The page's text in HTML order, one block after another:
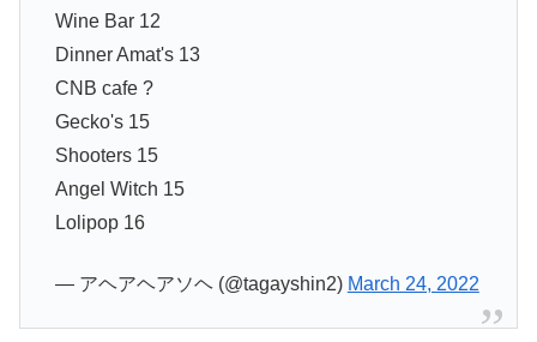
Wine Bar 12
Dinner Amat's 13
CNB cafe ?
Gecko's 15
Shooters 15
Angel Witch 15
Lolipop 16
— アヘアヘアソヘ (@tagayshin2) March 24, 2022